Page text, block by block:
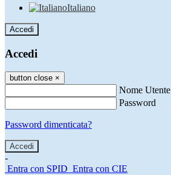
Italiano
Accedi
Accedi
button close ×
Nome Utente
Password
Password dimenticata?
-
Entra con SPID Entra con CIE